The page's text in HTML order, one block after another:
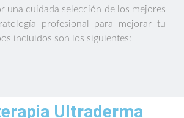
una cuidada selección de los mejores
profesional para mejorar tu
incluidos son los siguientes:
Ultraderma